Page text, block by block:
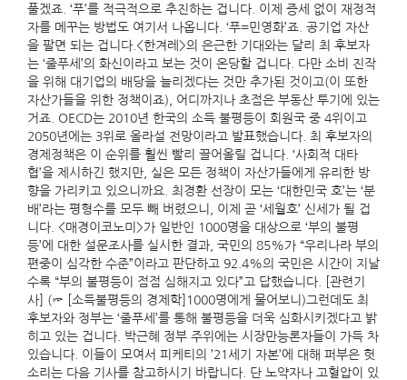
풀겠죠. ‘푸’를 적극적으로 추진하는 겁니다. 이제 증세 없이 재정적
자를 메꾸는 방법도 여기서 나옵니다. ‘푸=민영화’죠. 공기업 자산
을 팔면 되는 겁니다.<한겨레>의 은근한 기대와는 달리 최 후보자
는 ‘줄푸세’의 화신이라고 보는 것이 온당할 겁니다. 다만 소비 진작
을 위해 대기업의 배당을 늘리겠다는 것만 추가된 것이고(이 또한
자산가들을 위한 정책이죠), 어디까지나 초점은 부동산 투기에 있는
거죠. OECD는 2010년 한국의 소득 불평등이 회원국 중 4위이고
2050년에는 3위로 올라설 전망이라고 발표했습니다. 최 후보자의
경제정책은 이 순위를 훨씬 빨리 끌어올릴 겁니다. ‘사회적 대타
협’을 제시하긴 했지만, 실은 모든 정책이 자산가들에게 유리한 방
향을 가리키고 있으니까요. 최경환 선장이 모는 ‘대한민국 호’는 ‘분
배’라는 평형수를 모두 빼 버렸으니, 이제 곧 ‘세월호’ 신세가 될 겁
니다. <매경이코노미>가 일반인 1000명을 대상으로 ‘부의 불평
등’에 대한 설문조사를 실시한 결과, 국민의 85%가 “우리나라 부의
편중이 심각한 수준”이라고 판단하고 92.4%의 국민은 시간이 지날
수록 “부의 불평등이 점점 심해지고 있다”고 답했습니다. [관련기
사] (☞ [소득불평등의 경제학]1000명에게 물어보니)그런데도 최
후보자와 정부는 ‘줄푸세’를 통해 불평등을 더욱 심화시키겠다고 밝
히고 있는 겁니다. 박근혜 정부 주위에는 시장만능론자들이 가득 차
있습니다. 이들이 모여서 피케티의 ’21세기 자본’에 대해 퍼부은 헛
소리는 다음 기사를 참고하시기 바랍니다. 단 노약자나 고혈압이 있